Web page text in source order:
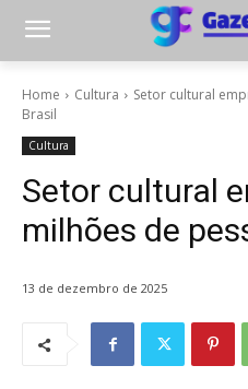
Home Cultura
Setor cultural
Brasil
Cultura
Setor cultural
milhões de
13 de dezembro de 2025